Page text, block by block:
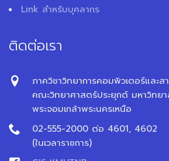
Link สำหรับบุคลากร
ติดต่อเรา
ภาควิชาวิทยาการคอมพิวเตอร์และส
คณะวิทยาศาสตร์ประยุกต์ มหาวิทยา
พระจอมเกล้าพระนครเหนือ
02-555-2000 ต่อ 4601, 4602
(ในเวลาราชการ)